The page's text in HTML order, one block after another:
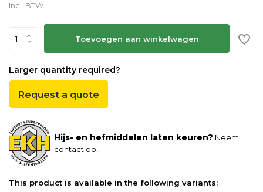
Incl. BTW
Toevoegen aan winkelwagen
Larger quantity required?
Request a quote
Hijs- en hefmiddelen laten keuren? Neem
contact op!
This product is available in the following variants: